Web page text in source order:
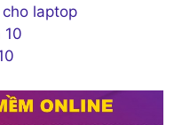
laptop
10